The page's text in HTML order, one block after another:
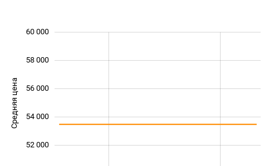
Средняя цена
52 000
54 000
56 000
58 000
60 000